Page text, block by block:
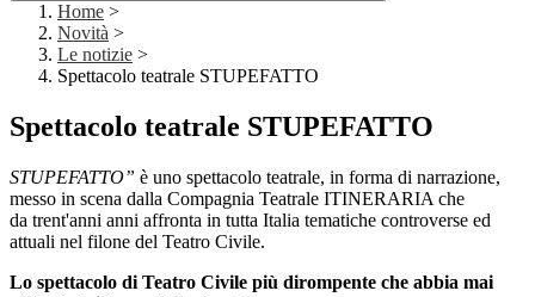
Home >
Novità >
Le notizie >
Spettacolo teatrale STUPEFATTO
Spettacolo teatrale STUPEFATTO
STUPEFATTO” è uno spettacolo teatrale, in forma di narrazione,
messo in scena dalla Compagnia Teatrale ITINERARIA che
da trent'anni anni affronta in tutta Italia tematiche controverse ed
attuali nel filone del Teatro Civile.
Lo spettacolo di Teatro Civile più dirompente che abbia mai